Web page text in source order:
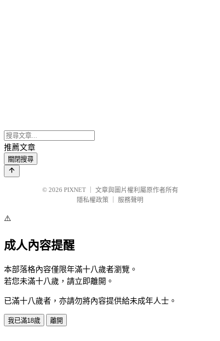
推薦文章
關閉搜尋
© 2026 PIXNET
文章與圖片權利屬原作者所有
隱私權政策
服務聲明
⚠️
成人內容提醒
本部落格內容僅限年滿十八歲者瀏覽。
若您未滿十八歲，請立即離開。
已滿十八歲者，亦請勿將內容提供給未成年人士。
我已滿18歲 離開